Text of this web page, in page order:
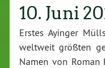
10. Juni
Erstes Ayinger
weltweit größten
Namen von Roman